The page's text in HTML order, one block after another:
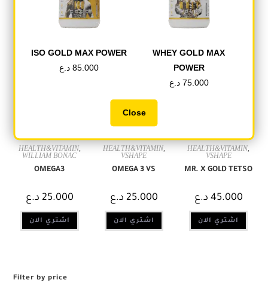
HEALTH&VITAMIN,
WILLIAM BONAC
OMEGA3
25.000 د.ع
اشتري الان
HEALTH&VITAMIN,
VSHAPE
OMEGA 3 VS
25.000 د.ع
اشتري الان
HEALTH&VITAMIN,
VSHAPE
MR. X GOLD TETSO
45.000 د.ع
اشتري الان
Filter by price
ISO GOLD MAX POWER
85.000 د.ع
WHEY GOLD MAX
POWER
75.000 د.ع
Close